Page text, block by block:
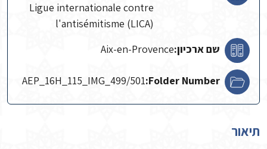
Ligue internationale contre
l'antisémitisme (LICA)
שם ארכיון:Aix-en-Provence
Folder Number:
AEP_16H_115_IMG_499/501
תיאור